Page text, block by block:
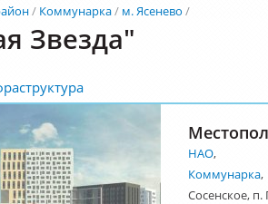
Коммунарка м. Ясенево
Звезда"
НАО,
Коммунарка,
Сосенское, п.